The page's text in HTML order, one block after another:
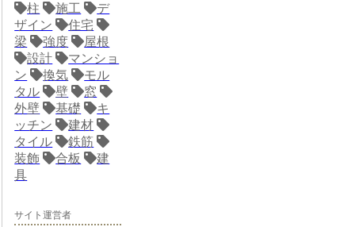
柱
施工
デ
ザイン
住宅
梁
強度
屋根
設計
マンショ
ン
換気
モル
タル
壁
窓
外壁
基礎
キ
ッチン
建材
タイル
鉄筋
装飾
合板
建
具
サイト運営者